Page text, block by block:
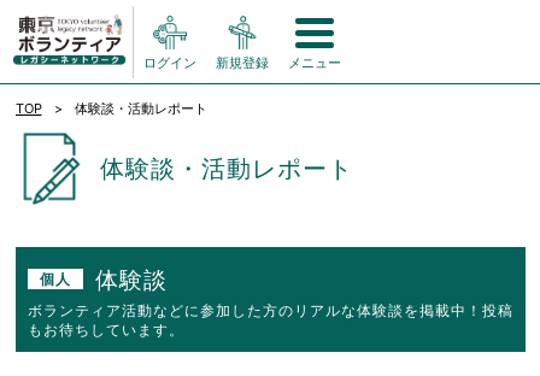
ログイン 新規登録 メニュー
TOP 体験談・活動レポート
体験談・活動レポート
個人 体験談
ボランティア活動などに参加した方のリアルな体験談を掲載中！投稿
もお待ちしています。